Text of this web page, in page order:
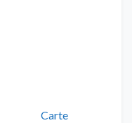
Carte